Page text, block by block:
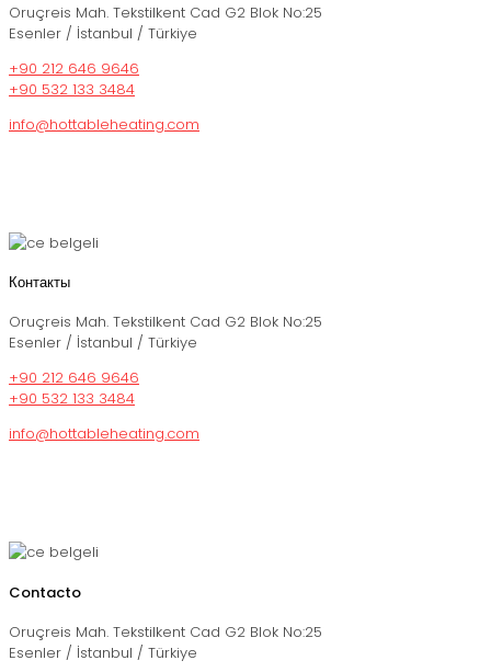
Oruçreis Mah. Tekstilkent Cad G2 Blok No:25
Esenler / İstanbul / Türkiye
+90 212 646 9646
+90 532 133 3484
info@hottableheating.com
Контакты
Oruçreis Mah. Tekstilkent Cad G2 Blok No:25
Esenler / İstanbul / Türkiye
+90 212 646 9646
+90 532 133 3484
info@hottableheating.com
Contacto
Oruçreis Mah. Tekstilkent Cad G2 Blok No:25
Esenler / İstanbul / Türkiye